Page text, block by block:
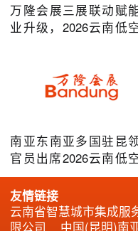
万隆会展三展联动赋
业升级，2026云南低
南亚东南亚多国驻昆
官员出席2026云南低
济博览会，共谋跨境
机产业合作
友情链接
云南省智慧城市集成服
限公司
中国(昆明)南